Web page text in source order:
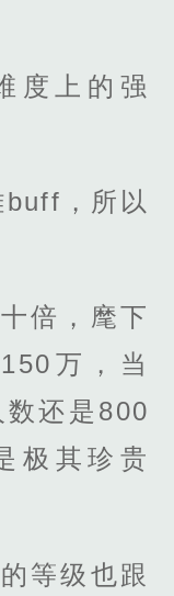
度上的强
buff，所以
倍，麾下
万，当
还是800
极其珍贵
等级也跟